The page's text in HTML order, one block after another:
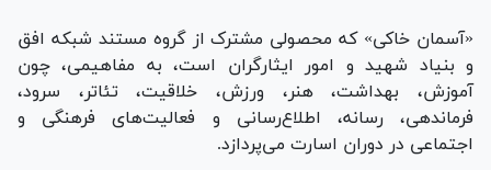
«آسمان خاکی» که محصولی مشترک از گروه مستند شبکه افق
و بنیاد شهید و امور ایثارگران است، به مفاهیمی، چون
آموزش، بهداشت، هنر، ورزش، خلاقیت، تئاتر، سرود،
فرماندهی، رسانه، اطلاع‌رسانی و فعالیت‌های فرهنگی و
اجتماعی در دوران اسارت می‌پردازد.